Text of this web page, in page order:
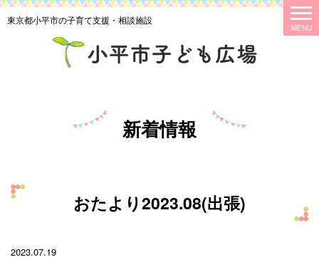
東京都小平市の子育て支援・相談施設
新着情報
おたより2023.08(出張)
2023.07.19